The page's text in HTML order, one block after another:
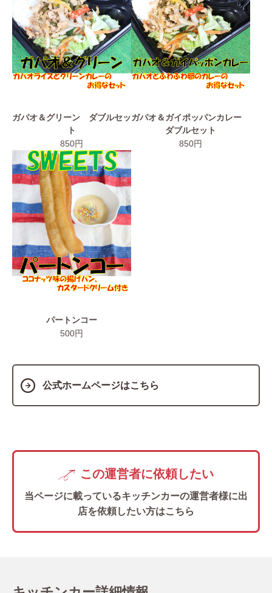
ガパオ＆グリーン ダブルセッ
ト
850円
ガパオ＆ガイポッパンカレー
ダブルセット
850円
パートンコー
500円
公式ホームページはこちら
この運営者に依頼したい
当ページに載っているキッチンカーの運営者様に出
店を依頼したい方はこちら